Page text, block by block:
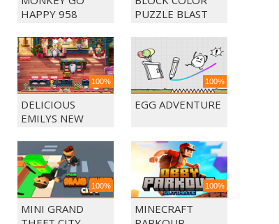
HAPPY 958
PUZZLE BLAST
100%
DELICIOUS
EMILYS NEW
100%
EGG ADVENTURE
100%
MINI GRAND
100%
MINECRAFT